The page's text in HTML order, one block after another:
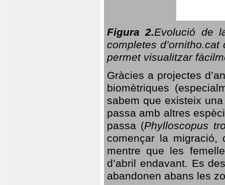
Figura 2.Evolució de
completes
permet visualitzar
Gràcies a projectes
biomètriques
sabem que existeix
passa amb altres
passa (Phylloscopus
començar la migració,
mentre que les
d’abril endavant. Es
abandonen abans les